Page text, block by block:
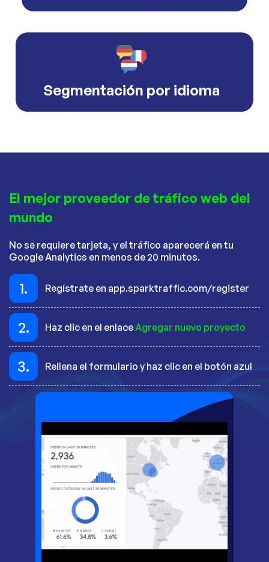
Segmentación por idioma
El mejor proveedor de tráfico web del
mundo
No se requiere tarjeta, y el tráfico aparecerá en tu
Google Analytics en menos de 20 minutos.
1. Regístrate en app.sparktraffic.com/register
2. Haz clic en el enlaceAgregar nuevo proyecto
3. Rellena el formulario y haz clic en el botón azul